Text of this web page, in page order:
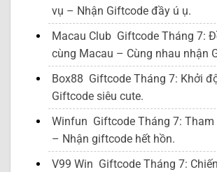
vụ – Nhận Giftcode đầy ú ụ.
Macau Club Giftcode Tháng 7:
cùng Macau – Cùng nhau nhận
Box88 Giftcode Tháng 7: Khởi
Giftcode siêu cute.
Winfun Giftcode Tháng 7: Tham
– Nhận giftcode hết hồn.
V99 Win Giftcode Tháng 7: